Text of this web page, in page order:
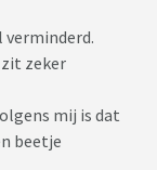
verminderd.
zeker
mij is dat
beetje